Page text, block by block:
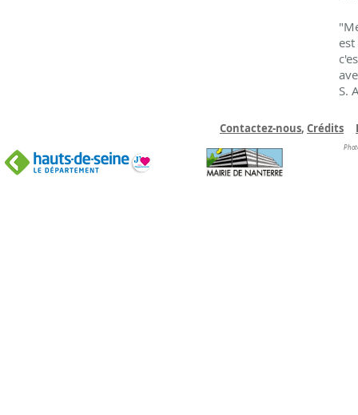
S.
Contactez-nous, Crédits